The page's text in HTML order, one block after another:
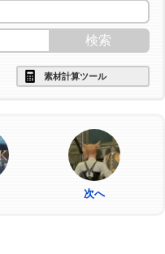
素材計算ツール
次へ